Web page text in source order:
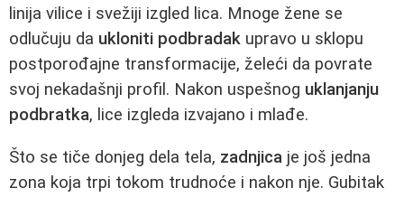
linija vilice i svežiji izgled lica. Mnoge žene se
odlučuju da ukloniti podbradak upravo u sklopu
postporođajne transformacije, želeći da povrate
svoj nekadašnji profil. Nakon uspešnog uklanjanju
podbratka, lice izgleda izvajano i mlađe.
Što se tiče donjeg dela tela, zadnjica je još jedna
zona koja trpi tokom trudnoće i nakon nje. Gubitak